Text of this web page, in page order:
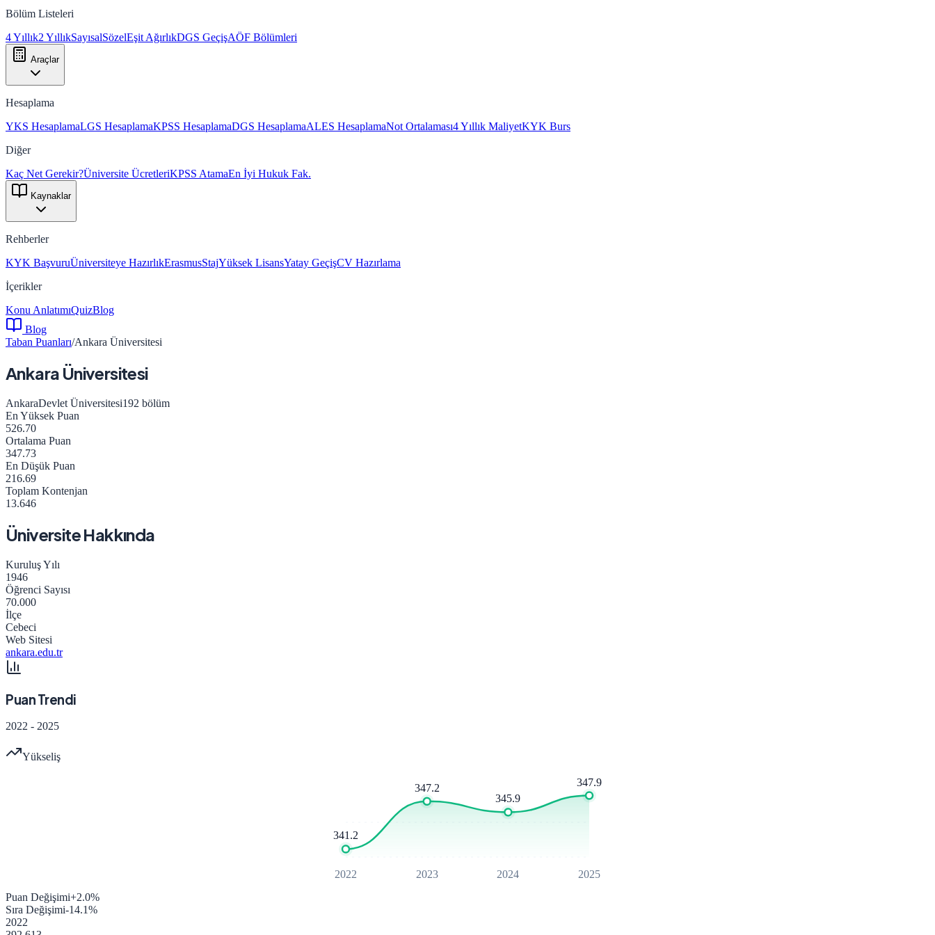
Bölüm Listeleri
4 Yıllık2 YıllıkSayısalSözelEşit AğırlıkDGS GeçişAÖF Bölümleri
Araçlar
Hesaplama
YKS HesaplamaLGS HesaplamaKPSS HesaplamaDGS HesaplamaALES HesaplamaNot Ortalaması4 Yıllık MaliyetKYK Burs
Diğer
Kaç Net Gerekir?Üniversite ÜcretleriKPSS AtamaEn İyi Hukuk Fak.
Kaynaklar
Rehberler
KYK BaşvuruÜniversiteye HazırlıkErasmusStajYüksek LisansYatay GeçişCV Hazırlama
İçerikler
Konu AnlatımıQuizBlog
Blog
Taban Puanları/Ankara Üniversitesi
Ankara Üniversitesi
AnkaraDevlet Üniversitesi192 bölüm
En Yüksek Puan
526.70
Ortalama Puan
347.73
En Düşük Puan
216.69
Toplam Kontenjan
13.646
Üniversite Hakkında
Kuruluş Yılı
1946
Öğrenci Sayısı
70.000
İlçe
Cebeci
Web Sitesi
ankara.edu.tr
Puan Trendi
2022 - 2025
Yükseliş
341.2
2022
347.2
2023
345.9
2024
347.9
2025
Puan Değişimi+2.0%
Sıra Değişimi-14.1%
2022